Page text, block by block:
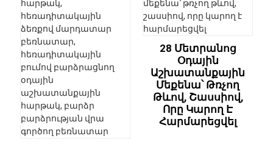
28 Մետրանոց
Օդային
Աշխատանքային
Մեքենա՝ Թռչող
Թևով, Շասսիով,
Որը Կարող Է
Հարմարեցվել